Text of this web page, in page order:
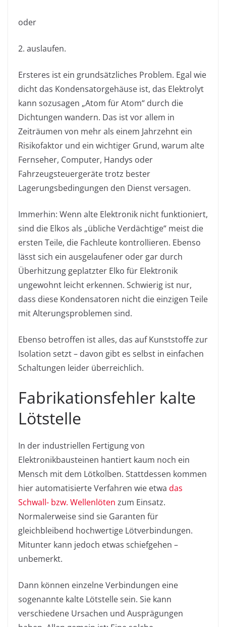
oder
2. auslaufen.
Ersteres ist ein grundsätzliches Problem. Egal wie
dicht das Kondensatorgehäuse ist, das Elektrolyt
kann sozusagen „Atom für Atom“ durch die
Dichtungen wandern. Das ist vor allem in
Zeiträumen von mehr als einem Jahrzehnt ein
Risikofaktor und ein wichtiger Grund, warum alte
Fernseher, Computer, Handys oder
Fahrzeugsteuergeräte trotz bester
Lagerungsbedingungen den Dienst versagen.
Immerhin: Wenn alte Elektronik nicht funktioniert,
sind die Elkos als „übliche Verdächtige“ meist die
ersten Teile, die Fachleute kontrollieren. Ebenso
lässt sich ein ausgelaufener oder gar durch
Überhitzung geplatzter Elko für Elektronik
ungewohnt leicht erkennen. Schwierig ist nur,
dass diese Kondensatoren nicht die einzigen Teile
mit Alterungsproblemen sind.
Ebenso betroffen ist alles, das auf Kunststoffe zur
Isolation setzt – davon gibt es selbst in einfachen
Schaltungen leider überreichlich.
Fabrikationsfehler kalte
Lötstelle
In der industriellen Fertigung von
Elektronikbausteinen hantiert kaum noch ein
Mensch mit dem Lötkolben. Stattdessen kommen
hier automatisierte Verfahren wie etwa das
Schwall- bzw. Wellenlöten zum Einsatz.
Normalerweise sind sie Garanten für
gleichbleibend hochwertige Lötverbindungen.
Mitunter kann jedoch etwas schiefgehen –
unbemerkt.
Dann können einzelne Verbindungen eine
sogenannte kalte Lötstelle sein. Sie kann
verschiedene Ursachen und Ausprägungen